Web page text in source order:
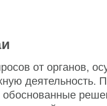
от органов,
деятельность.